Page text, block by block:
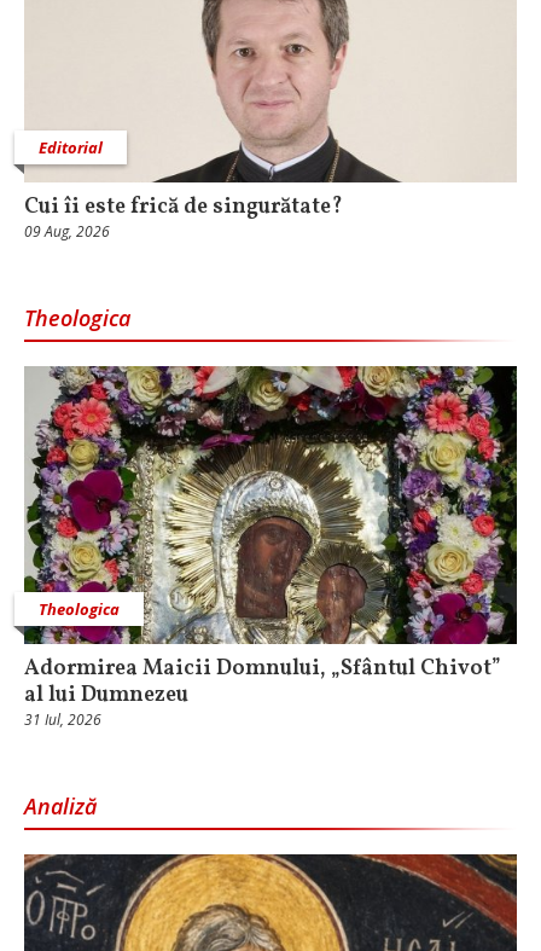
Editorial
Cui îi este frică de singurătate?
09 Aug, 2026
Theologica
Theologica
Adormirea Maicii Domnului, „Sfântul Chivot”
al lui Dumnezeu
31 Iul, 2026
Analiză